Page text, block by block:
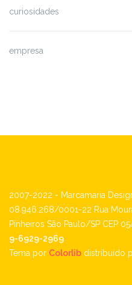
curiosidades
empresa
2007-2022 - Marcamaria
08.946.268/0001-22 Rua
Pinheiros São Paulo/SP CEP
9-6929-2969
Tema por Colorlib distribuído